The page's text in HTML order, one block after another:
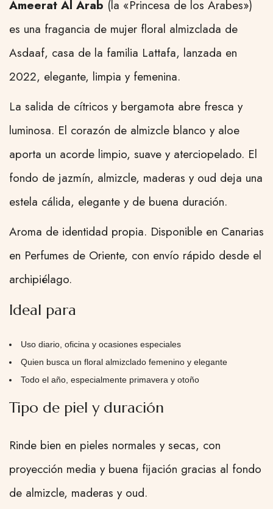
Ameerat Al Arab (la «Princesa de los Árabes»)
es una fragancia de mujer floral almizclada de
Asdaaf, casa de la familia Lattafa, lanzada en
2022, elegante, limpia y femenina.
La salida de cítricos y bergamota abre fresca y
luminosa. El corazón de almizcle blanco y aloe
aporta un acorde limpio, suave y aterciopelado. El
fondo de jazmín, almizcle, maderas y oud deja una
estela cálida, elegante y de buena duración.
Aroma de identidad propia. Disponible en Canarias
en Perfumes de Oriente, con envío rápido desde el
archipiélago.
Ideal para
Uso diario, oficina y ocasiones especiales
Quien busca un floral almizclado femenino y elegante
Todo el año, especialmente primavera y otoño
Tipo de piel y duración
Rinde bien en pieles normales y secas, con
proyección media y buena fijación gracias al fondo
de almizcle, maderas y oud.